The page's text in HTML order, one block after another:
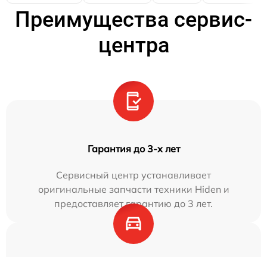
Преимущества сервис-
центра
Гарантия до 3-х лет
Сервисный центр устанавливает
оригинальные запчасти техники Hiden и
предоставляет гарантию до 3 лет.